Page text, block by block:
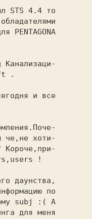
PENTAGONA
.
и всe
че,не хоти-
Короче,при-
!
по
для меня